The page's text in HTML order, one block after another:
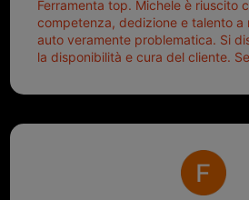
Ferramenta top. Michele è riuscito
competenza, dedizione e talento a
auto veramente problematica. Si
la disponibilità e cura del cliente.